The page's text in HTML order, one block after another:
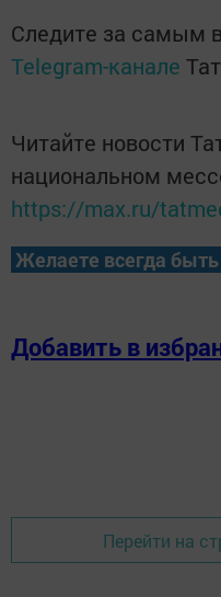
Следите за самым
Telegram-канале
Читайте новости
национальном
https://max.ru/
Желаете всегда быть
Добавить в
Перейти на